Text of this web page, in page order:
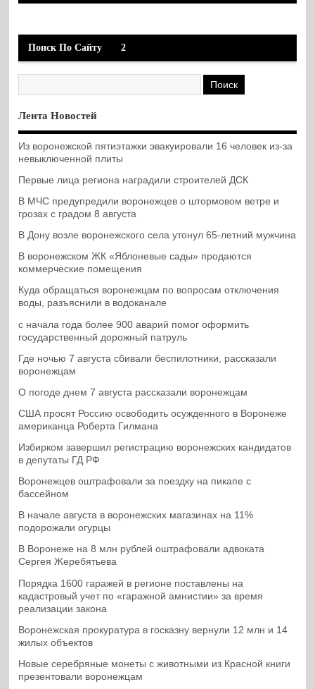
Поиск По Сайту 2
Лента Новостей
Из воронежской пятиэтажки эвакуировали 16 человек из-за
невыключенной плиты
Первые лица региона наградили строителей ДСК
В МЧС предупредили воронежцев о штормовом ветре и
грозах с градом 8 августа
В Дону возле воронежского села утонул 65-летний мужчина
В воронежском ЖК «Яблоневые сады» продаются
коммерческие помещения
Куда обращаться воронежцам по вопросам отключения
воды, разъяснили в водоканале
с начала года более 900 аварий помог оформить
государственный дорожный патруль
Где ночью 7 августа сбивали беспилотники, рассказали
воронежцам
О погоде днем 7 августа рассказали воронежцам
США просят Россию освободить осужденного в Воронеже
американца Роберта Гилмана
Избирком завершил регистрацию воронежских кандидатов
в депутаты ГД РФ
Воронежцев оштрафовали за поездку на пикапе с
бассейном
В начале августа в воронежских магазинах на 11%
подорожали огурцы
В Воронеже на 8 млн рублей оштрафовали адвоката
Сергея Жеребятьева
Порядка 1600 гаражей в регионе поставлены на
кадастровый учет по «гаражной амнистии» за время
реализации закона
Воронежская прокуратура в госказну вернули 12 млн и 14
жилых объектов
Новые серебряные монеты с животными из Красной книги
презентовали воронежцам